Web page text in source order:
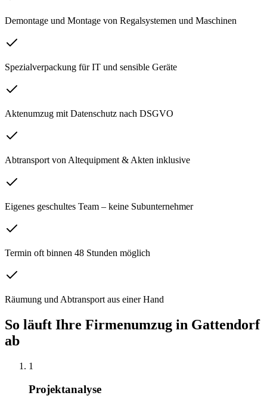
Demontage und Montage von Regalsystemen und Maschinen
Spezialverpackung für IT und sensible Geräte
Aktenumzug mit Datenschutz nach DSGVO
Abtransport von Altequipment & Akten inklusive
Eigenes geschultes Team – keine Subunternehmer
Termin oft binnen 48 Stunden möglich
Räumung und Abtransport aus einer Hand
So läuft Ihre Firmenumzug in Gattendorf
ab
1
Projektanalyse